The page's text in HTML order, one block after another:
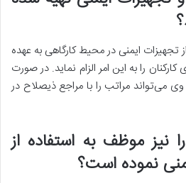
تجهیزات ایمنی در محیط کارگاهی به عهده
را به این امر الزام نماید. در صورت
می‌تواند مراتب را با مراجع ذیصلاح در
نیز موظف به استفاده از
نموده است؟